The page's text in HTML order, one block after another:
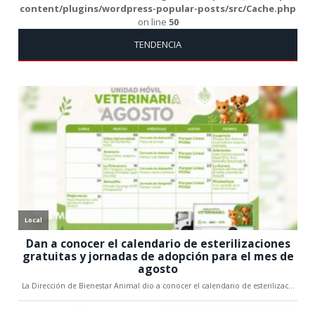
content/plugins/wordpress-popular-posts/src/Cache.php
on line 50
TENDENCIA